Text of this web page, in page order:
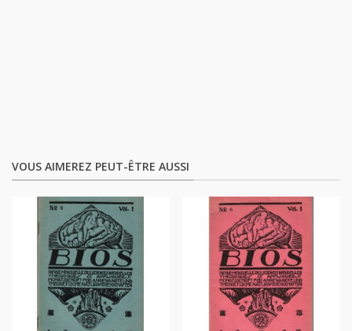
VOUS AIMEREZ PEUT-ÊTRE AUSSI